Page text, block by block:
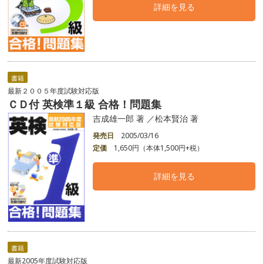
詳細を見る
書籍
最新２００５年度試験対応版
ＣＤ付 英検準１級 合格！問題集
吉成雄一郎 著 ／松本賢治 著
発売日
2005/03/16
定価
1,650円（本体1,500円+税）
詳細を見る
書籍
最新2005年度試験対応版